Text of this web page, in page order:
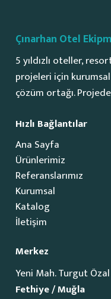
Çınarhan Otel
5 yıldızlı oteller,
projeleri için
çözüm ortağı.
Hızlı Bağlantılar
Ana Sayfa
Ürünlerimiz
Referanslarımız
Kurumsal
Katalog
İletişim
Merkez
Yeni Mah. Turgut
Fethiye / Muğla